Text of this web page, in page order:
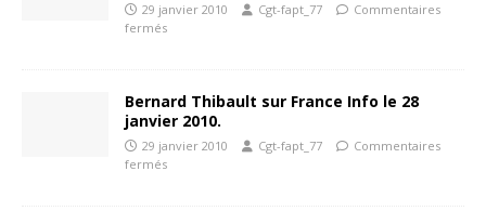
29 janvier 2010 Cgt-fapt_77
Commentaires
fermés
Bernard Thibault sur France Info le 28
janvier 2010.
29 janvier 2010 Cgt-fapt_77
Commentaires
fermés